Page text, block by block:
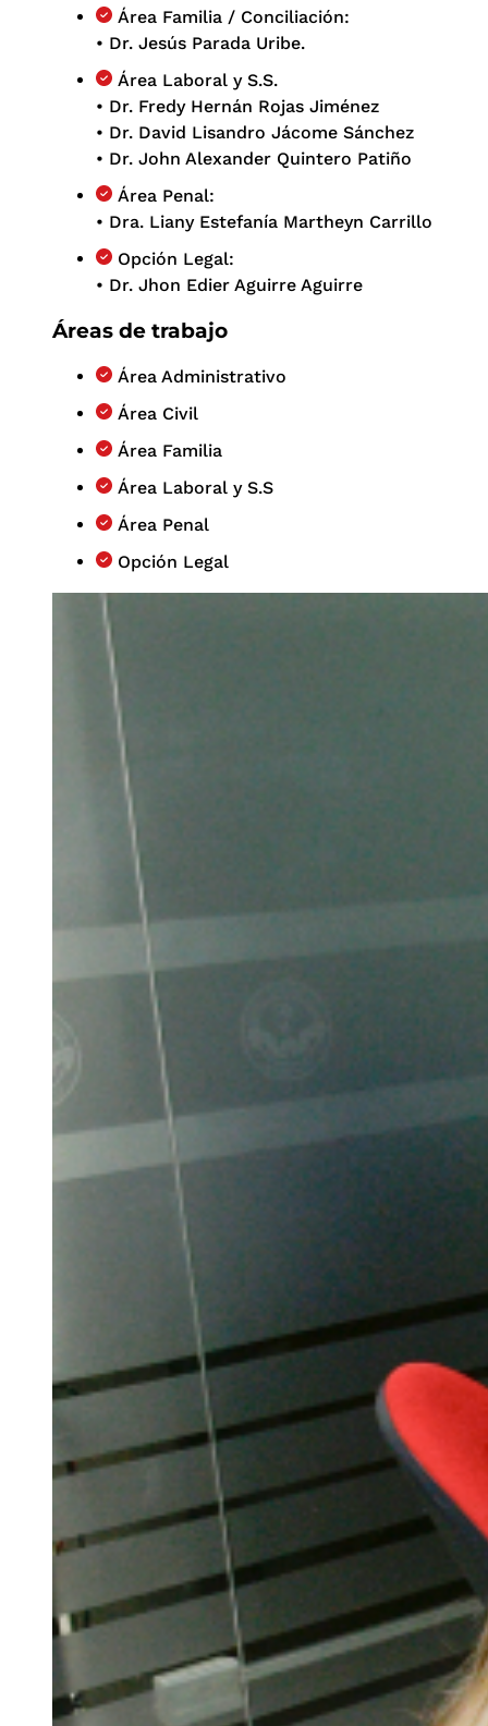
Área Familia / Conciliación:
• Dr. Jesús Parada Uribe.
Área Laboral y S.S.
• Dr. Fredy Hernán Rojas Jiménez
• Dr. David Lisandro Jácome Sánchez
• Dr. John Alexander Quintero Patiño
Área Penal:
• Dra. Liany Estefanía Martheyn Carrillo
Opción Legal:
• Dr. Jhon Edier Aguirre Aguirre
Áreas de trabajo
Área Administrativo
Área Civil
Área Familia
Área Laboral y S.S
Área Penal
Opción Legal